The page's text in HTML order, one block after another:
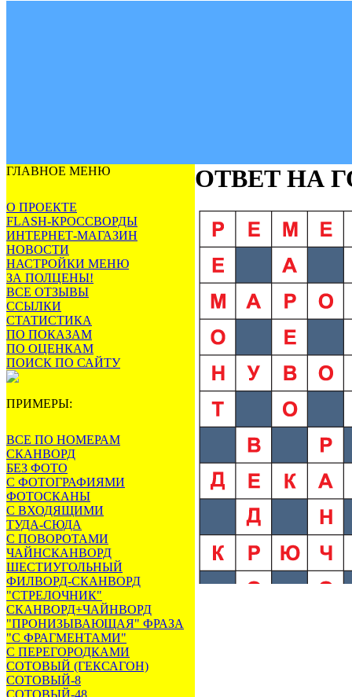
ГЛАВНОЕ МЕНЮ
О ПРОЕКТЕ
FLASH-КРОССВОРДЫ
ИНТЕРНЕТ-МАГАЗИН
НОВОСТИ
НАСТРОЙКИ МЕНЮ
ЗА ПОЛЦЕНЫ!
ВСЕ ОТЗЫВЫ
ССЫЛКИ
СТАТИСТИКА
ПО ПОКАЗАМ
ПО ОЦЕНКАМ
ПОИСК ПО САЙТУ
ПРИМЕРЫ:
ВСЕ ПО НОМЕРАМ
СКАНВОРД
БЕЗ ФОТО
С ФОТОГРАФИЯМИ
ФОТОСКАНЫ
С ВХОДЯЩИМИ
ТУДА-СЮДА
С ПОВОРОТАМИ
ЧАЙНСКАНВОРД
ШЕСТИУГОЛЬНЫЙ
ФИЛВОРД-СКАНВОРД
"СТРЕЛОЧНИК"
СКАНВОРД+ЧАЙНВОРД
"ПРОНИЗЫВАЮЩАЯ" ФРАЗА
"С ФРАГМЕНТАМИ"
С ПЕРЕГОРОДКАМИ
СОТОВЫЙ (ГЕКСАГОН)
СОТОВЫЙ-8
СОТОВЫЙ-48
ОТВЕТ НА